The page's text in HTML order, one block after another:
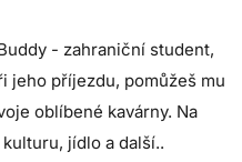
- zahraniční student,
jeho příjezdu, pomůžeš mu
oblíbené kavárny. Na
jídlo a další..